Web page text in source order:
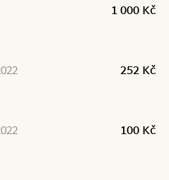
1 000 Kč
252 Kč
100 Kč